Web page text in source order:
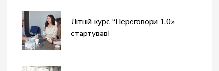
Літній курс “Переговори 1.0»
стартував!